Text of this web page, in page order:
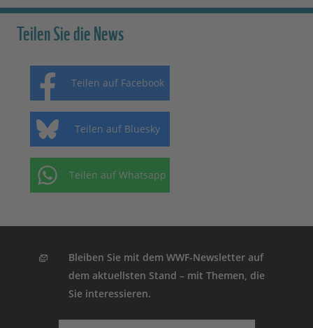
Teilen Sie die News
Teilen auf Facebook
Teilen auf Bluesky
Teilen auf Whatsapp
Bleiben Sie mit dem WWF-Newsletter auf
dem aktuellsten Stand – mit Themen, die
Sie interessieren.